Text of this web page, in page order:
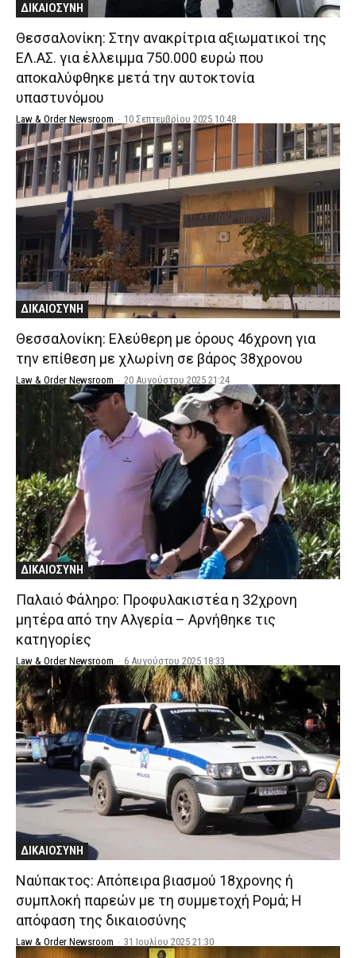
ΔΙΚΑΙΟΣΥΝΗ
Θεσσαλονίκη: Στην ανακρίτρια αξιωματικοί της
ΕΛ.ΑΣ. για έλλειμμα 750.000 ευρώ που
αποκαλύφθηκε μετά την αυτοκτονία
υπαστυνόμου
Law & Order Newsroom - 10 Σεπτεμβρίου 2025 10:48
ΔΙΚΑΙΟΣΥΝΗ
Θεσσαλονίκη: Ελεύθερη με όρους 46χρονη για
την επίθεση με χλωρίνη σε βάρος 38χρονου
Law & Order Newsroom - 20 Αυγούστου 2025 21:24
ΔΙΚΑΙΟΣΥΝΗ
Παλαιό Φάληρο: Προφυλακιστέα η 32χρονη
μητέρα από την Αλγερία – Αρνήθηκε τις
κατηγορίες
Law & Order Newsroom - 6 Αυγούστου 2025 18:33
ΔΙΚΑΙΟΣΥΝΗ
Ναύπακτος: Απόπειρα βιασμού 18χρονης ή
συμπλοκή παρεών με τη συμμετοχή Ρομά; Η
απόφαση της δικαιοσύνης
Law & Order Newsroom - 31 Ιουλίου 2025 21:30